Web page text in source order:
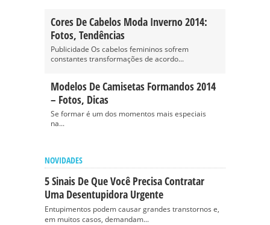
Cores De Cabelos Moda Inverno 2014:
Fotos, Tendências
Publicidade Os cabelos femininos sofrem
constantes transformações de acordo...
Modelos De Camisetas Formandos 2014
– Fotos, Dicas
Se formar é um dos momentos mais especiais
na...
NOVIDADES
5 Sinais De Que Você Precisa Contratar
Uma Desentupidora Urgente
Entupimentos podem causar grandes transtornos e,
em muitos casos, demandam...